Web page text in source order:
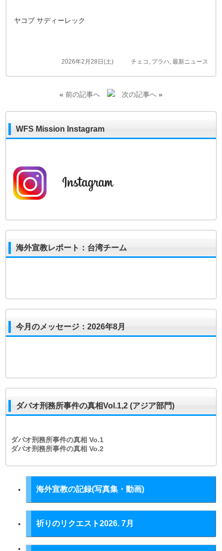
ヤコブ サディーレック
2026年2月28日(土) チェコ , プラハ, 最新ニュース
« 前の記事へ 次の記事へ»
WFS Mission Instagram
海外宣教レポート：台湾チーム
今月のメッセージ：2026年8月
ダバオ刑務所事件の真相Vol.1,2 (アジア部門)
ダバオ刑務所事件の真相Vo.1
ダバオ刑務所事件の真相Vo.2
海外宣教の記録(写真集・動画)
祈りのリクエスト2026. 7月